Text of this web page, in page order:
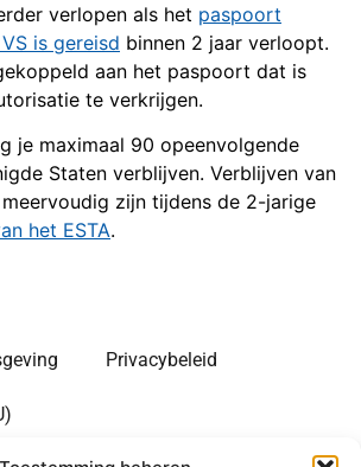
verlopen als het paspoort
is gereisd binnen 2 jaar verloopt.
aan het paspoort dat is
te verkrijgen.
je maximaal 90 opeenvolgende
Staten verblijven. Verblijven van
zijn tijdens de 2-jarige
het ESTA.
Privacybeleid